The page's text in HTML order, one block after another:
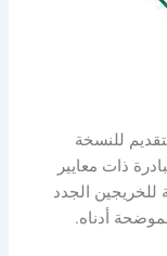
للنسخة
ذات معايير
للخريجين الجدد
أدناه.